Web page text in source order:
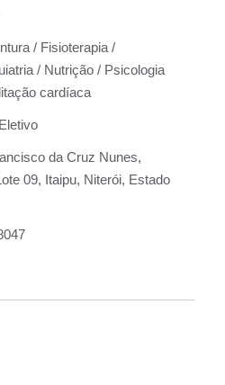
/ Fisioterapia /
/ Nutrição / Psicologia
cardíaca
Eletivo
da Cruz Nunes,
09, Itaipu, Niterói, Estado